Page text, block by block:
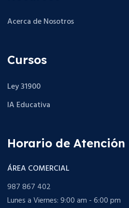
Acerca de Nosotros
Cursos
Ley 31900
IA Educativa
Horario de Atención
ÁREA COMERCIAL
987 867 402
Lunes a Viernes: 9:00 am - 6:00 pm